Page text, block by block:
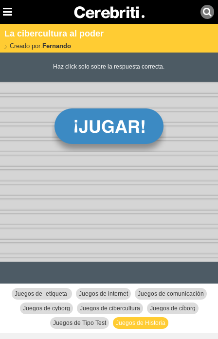
La cibercultura al poder
Creado por: Fernando
Haz click solo sobre la respuesta correcta.
Juegos de -etiqueta- Juegos de internet Juegos de comunicación
Juegos de cyborg Juegos de cibercultura Juegos de cíborg
Juegos de Tipo Test Juegos de Historia